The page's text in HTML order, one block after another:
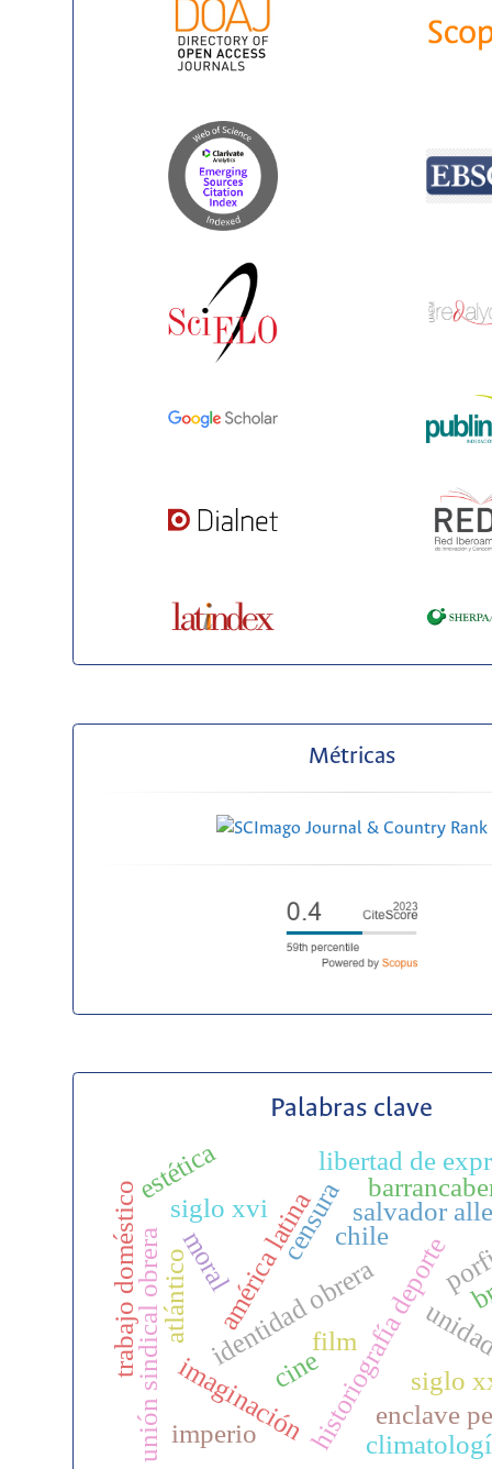
Métricas
Palabras clave
historiografía deporte
américa latina
censura
cine
film
chile
salvador
libertad de
enclave
identidad obrera
imaginación
moral
unión sindical obrera
siglo xvi
trabajo doméstico
siglo
estética
imperio
atlántico